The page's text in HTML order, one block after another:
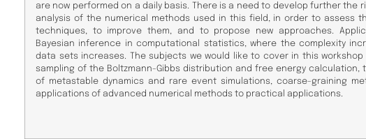
are now performed on a daily basis. There is a need to develop further the
analysis of the numerical methods used in this field, in order to assess
techniques, to improve them, and to propose new approaches.
Bayesian inference in computational statistics, where the complexity
data sets increases. The subjects we would like to cover in this
sampling of the Boltzmann-Gibbs distribution and free energy calculation,
of metastable dynamics and rare event simulations, coarse-graining
applications of advanced numerical methods to practical applications.